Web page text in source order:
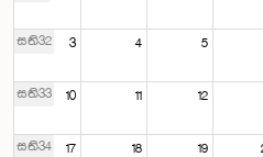
සති32 3 4 5
සති33 10 11 12
සති34 17 18 19